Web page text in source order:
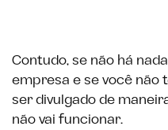
Contudo, se não há
empresa e se você não
ser divulgado de
não vai funcionar.